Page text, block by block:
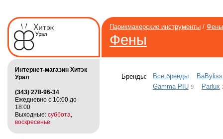
Парикмахерские инструменты/
Фены
Интернет-магазин Хитэк
Урал
(343) 278-96-34
Ежедневно с 10:00 до
18:00
Выходные: суббота
воскресенье
Бренды: Все бренды
BaByliss
Gamma PIU 9 Parlux